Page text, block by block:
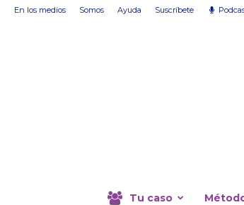
En los medios Somos Ayuda Suscríbete
Tu caso